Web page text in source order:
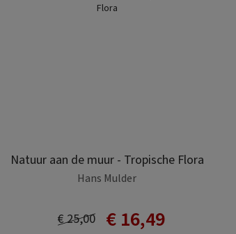
Natuur aan de muur - Tropische Flora
Hans Mulder
€ 16,49
€ 25,00